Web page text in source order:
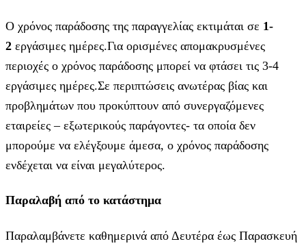
Ο χρόνος παράδοσης της παραγγελίας εκτιμάται σε 1-
2 εργάσιμες ημέρες.Για ορισμένες απομακρυσμένες
περιοχές ο χρόνος παράδοσης μπορεί να φτάσει τις 3-4
εργάσιμες ημέρες.Σε περιπτώσεις ανωτέρας βίας και
προβλημάτων που προκύπτουν από συνεργαζόμενες
εταιρείες – εξωτερικούς παράγοντες- τα οποία δεν
μπορούμε να ελέγξουμε άμεσα, ο χρόνος παράδοσης
ενδέχεται να είναι μεγαλύτερος.
Παραλαβή από το κατάστημα
Παραλαμβάνετε καθημερινά από Δευτέρα έως Παρασκευή